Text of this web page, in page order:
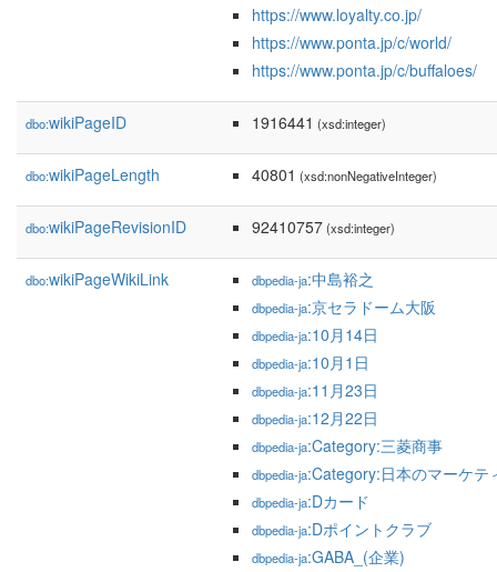
https://www.loyalty.co.jp/
https://www.ponta.jp/c/world/
https://www.ponta.jp/c/buffaloes/
dbo:wikiPageID 1916441 (xsd:integer)
dbo:wikiPageLength 40801 (xsd:nonNegativeInteger)
dbo:wikiPageRevisionID 92410757(xsd:integer)
dbo:wikiPageWikiLink dbpedia-ja:中島裕之
dbpedia-ja:京セラドーム大阪
dbpedia-ja:10月14日
dbpedia-ja:10月1日
dbpedia-ja:11月23日
dbpedia-ja:12月22日
dbpedia-ja:Category:三菱商事
dbpedia-ja:Category:日本のマーケテ
dbpedia-ja:Dカード
dbpedia-ja:Dポイントクラブ
dbpedia-ja:GABA_(企業)